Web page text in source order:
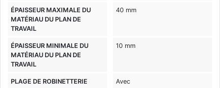
ÉPAISSEUR MAXIMALE DU
MATÉRIAU DU PLAN DE
TRAVAIL
40 mm
ÉPAISSEUR MINIMALE DU
MATÉRIAU DU PLAN DE
TRAVAIL
10 mm
PLAGE DE ROBINETTERIE Avec